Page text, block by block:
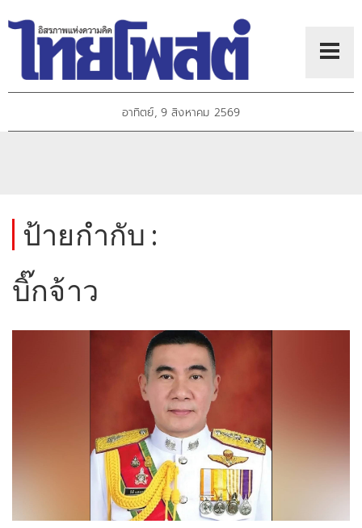
อาทิตย์, 9 สิงหาคม 2569
ป้ายกำกับ :
บิ๊กจ้าว